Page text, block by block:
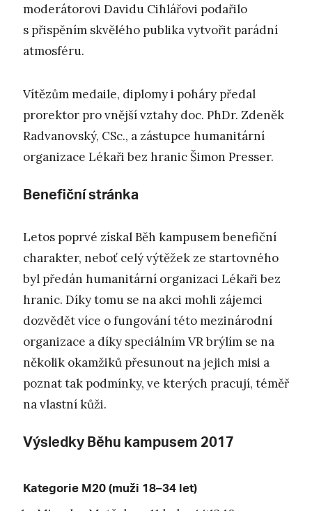
moderátorovi Davidu Cihlářovi podařilo
s přispěním skvělého publika vytvořit parádní
atmosféru.
Vítězům medaile, diplomy i poháry předal
prorektor pro vnější vztahy doc. PhDr. Zdeněk
Radvanovský, CSc., a zástupce humanitární
organizace Lékaři bez hranic Šimon Presser.
Benefiční stránka
Letos poprvé získal Běh kampusem benefiční
charakter, neboť celý výtěžek ze startovného
byl předán humanitární organizaci Lékaři bez
hranic. Díky tomu se na akci mohli zájemci
dozvědět více o fungování této mezinárodní
organizace a díky speciálním VR brýlím se na
několik okamžiků přesunout na jejich misi a
poznat tak podmínky, ve kterých pracují, téměř
na vlastní kůži.
Výsledky Běhu kampusem 2017
Kategorie M20 (muži 18–34 let)